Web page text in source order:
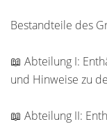
Bestandteile des
📖 Abteilung I:
und Hinweise zu
📖 Abteilung II: